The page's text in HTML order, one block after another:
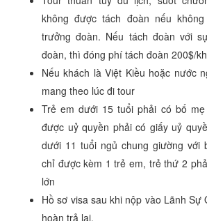
không được tách đoàn nếu
trưởng đoàn. Nếu tách đoàn với
đoàn, thì đóng phí tách đoàn 200$/
Nếu khách là Việt Kiều hoặc nước
mang theo lúc đi tour
Trẻ em dưới 15 tuổi phải có bố
được uỷ quyền phải có giấy uỷ
dưới 11 tuổi ngủ chung giường với
chỉ được kèm 1 trẻ em, trẻ thứ 2
lớn
Hồ sơ visa sau khi nộp vào Lãnh Sự
hoàn trả lại.